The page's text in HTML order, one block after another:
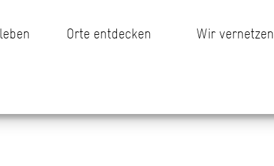
Orte entdecken Wir vernetzen